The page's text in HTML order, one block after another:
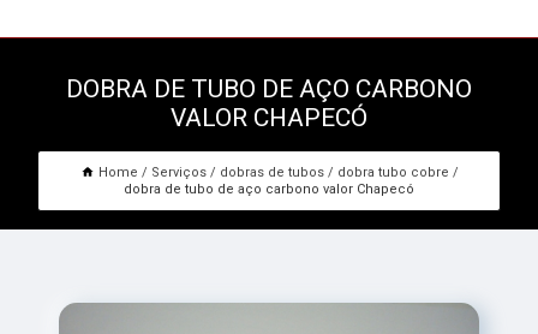
DOBRA DE TUBO DE AÇO CARBONO
VALOR CHAPECÓ
Home Serviços dobras de tubos
dobra tubo cobre
dobra de tubo de aço carbono valor Chapecó